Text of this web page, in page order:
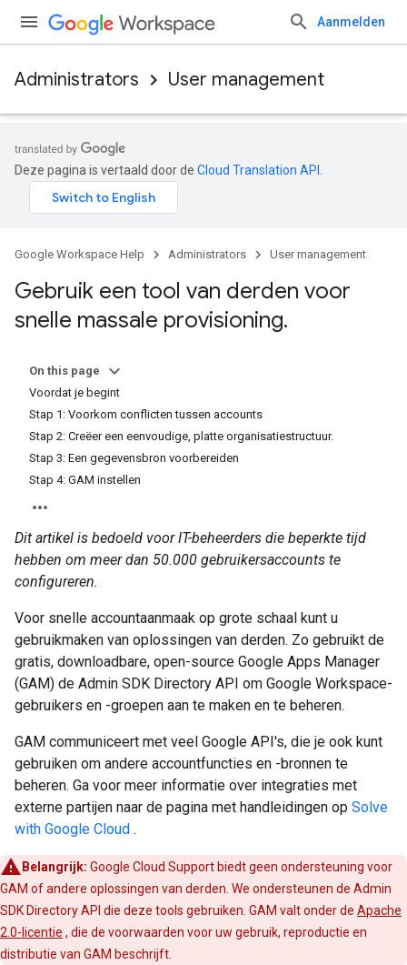
Aanmelden
Administrators User management
Deze pagina is vertaald door de Cloud Translation API
Google Workspace Help Administrators User management
Gebruik een tool van derden voor
snelle massale provisioning.
On this page
Voordat je begint
Stap 1: Voorkom conflicten tussen accounts
Stap 2: Creëer een eenvoudige, platte organisatiestructuur.
Stap 3: Een gegevensbron voorbereiden
Stap 4: GAM instellen
Dit artikel is bedoeld voor IT-beheerders die beperkte tijd
hebben om meer dan 50.000 gebruikersaccounts te
configureren.
Voor snelle accountaanmaak op grote schaal kunt u
gebruikmaken van oplossingen van derden. Zo gebruikt de
gratis, downloadbare, open-source Google Apps Manager
(GAM) de Admin SDK Directory API om Google Workspace-
gebruikers en -groepen aan te maken en te beheren.
GAM communiceert met veel Google API's, die je ook kunt
gebruiken om andere accountfuncties en -bronnen te
beheren. Ga voor meer informatie over integraties met
externe partijen naar de pagina met handleidingen op Solve
with Google Cloud .
Belangrijk: Google Cloud Support biedt geen ondersteuning voor
GAM of andere oplossingen van derden. We ondersteunen de Admin
SDK Directory API die deze tools gebruiken. GAM valt onder de Apache
2.0-licentie , die de voorwaarden voor uw gebruik, reproductie en
distributie van GAM beschrijft.